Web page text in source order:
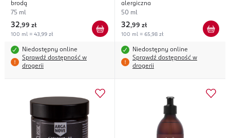
brodą
75 ml
32,99 zł
100 ml = 43,99 zł
Niedostępny online
Sprawdź dostępność w
drogerii
alergiczna
50 ml
32,99 zł
100 ml = 65,98 zł
Niedostępny online
Sprawdź dostępność w
drogerii